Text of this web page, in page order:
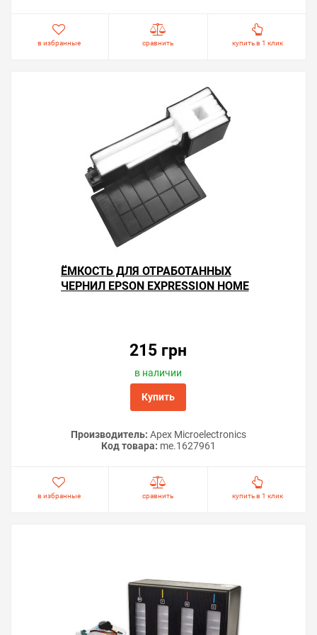
в избранные сравнить купить в 1 клик
ЁМКОСТЬ ДЛЯ ОТРАБОТАННЫХ
ЧЕРНИЛ EPSON EXPRESSION HOME
215 грн
в наличии
Купить
Производитель: Apex Microelectronics
Код товара: me.1627961
в избранные сравнить купить в 1 клик